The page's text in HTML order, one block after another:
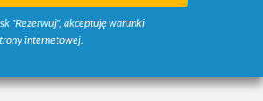
"Rezerwuj", akceptuję warunki
internetowej.